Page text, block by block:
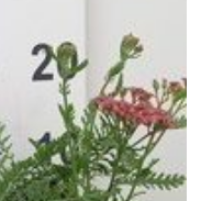
chosen
on
the
product
page